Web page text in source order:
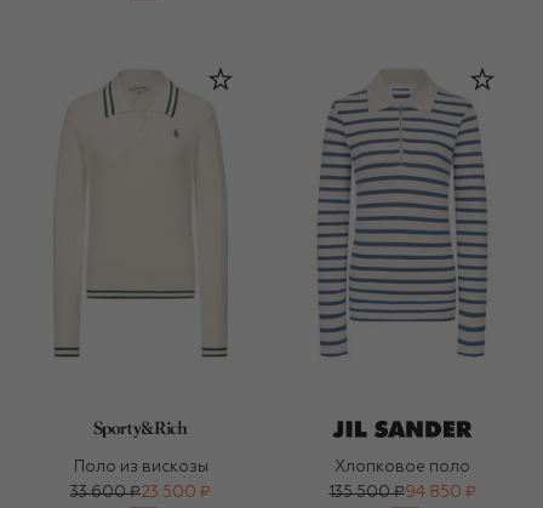
Поло из вискозы
33 600 ₽23 500 ₽
Хлопковое поло
135 500 ₽94 850 ₽